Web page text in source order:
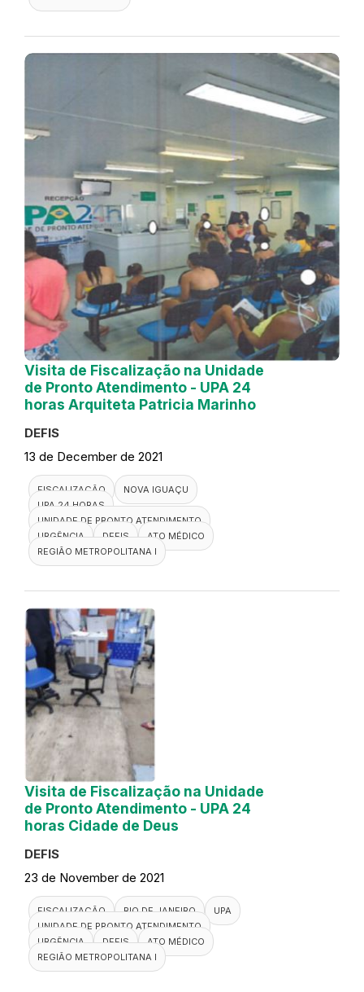
Visita de Fiscalização na Unidade
de Pronto Atendimento - UPA 24
horas Arquiteta Patricia Marinho
DEFIS
13 de December de 2021
FISCALIZAÇÃO
NOVA IGUAÇU
UPA 24 HORAS
UNIDADE DE PRONTO ATENDIMENTO
URGÊNCIA
DEFIS
ATO MÉDICO
REGIÃO METROPOLITANA I
Visita de Fiscalização na Unidade
de Pronto Atendimento - UPA 24
horas Cidade de Deus
DEFIS
23 de November de 2021
FISCALIZAÇÃO RIO DE JANEIRO
UPA
UNIDADE DE PRONTO ATENDIMENTO
URGÊNCIA
DEFIS
ATO MÉDICO
REGIÃO METROPOLITANA I